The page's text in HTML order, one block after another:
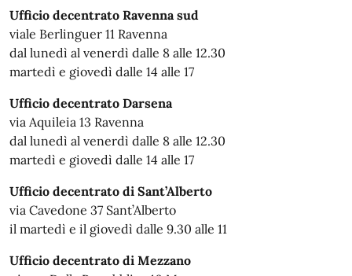
Ufficio decentrato Ravenna sud
viale Berlinguer 11 Ravenna
dal lunedì al venerdì dalle 8 alle 12.30
martedì e giovedì dalle 14 alle 17
Ufficio decentrato Darsena
via Aquileia 13 Ravenna
dal lunedì al venerdì dalle 8 alle 12.30
martedì e giovedì dalle 14 alle 17
Ufficio decentrato di Sant’Alberto
via Cavedone 37 Sant’Alberto
il martedì e il giovedì dalle 9.30 alle 11
Ufficio decentrato di Mezzano